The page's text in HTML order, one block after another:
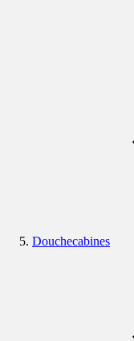
Douchecabines